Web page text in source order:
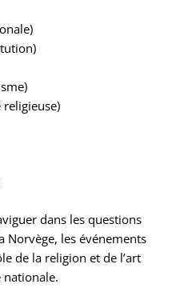
religieuse)
dans les questions
les événements
de la religion et de l’art
nationale.